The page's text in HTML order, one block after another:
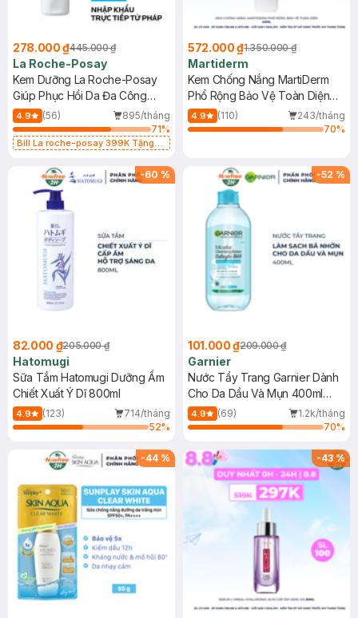
278.000 ₫445.000 ₫
La Roche-Posay
Kem Dưỡng La Roche-Posay
Giúp Phục Hồi Da Đa Công
Dụng 40ml
4.9 (56)
895/tháng
71%
Bill La roche-posay 399K Tặng
(SL có hạn)
572.000 ₫1.350.000 ₫
Martiderm
Kem Chống Nắng MartiDerm
Phổ Rộng Bảo Vệ Toàn Diện
40ml
4.9 (110)
243/tháng
70%
-60 %
82.000 ₫205.000 ₫
Hatomugi
Sữa Tắm Hatomugi Dưỡng Ẩm
Chiết Xuất Ý Dĩ 800ml
4.9 (123)
714/tháng
52%
-52 %
101.000 ₫209.000 ₫
Garnier
Nước Tẩy Trang Garnier Dành
Cho Da Dầu Và Mụn 400ml
(Mới)
4.9 (69)
1.2k/tháng
70%
-44 % -43%